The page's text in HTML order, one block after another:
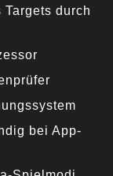
durch
bei App-